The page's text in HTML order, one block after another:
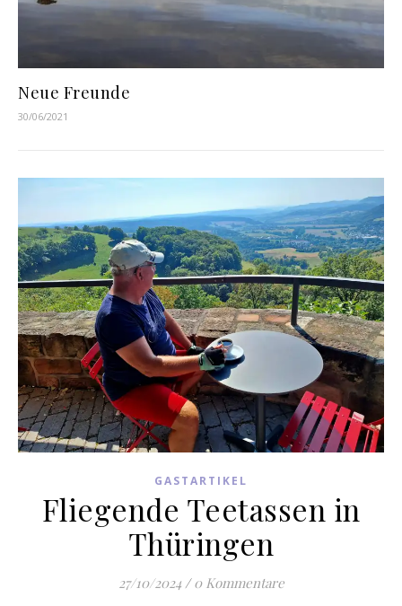
Neue Freunde
30/06/2021
GASTARTIKEL
Fliegende Teetassen in
Thüringen
27/10/2024 / 0 Kommentare